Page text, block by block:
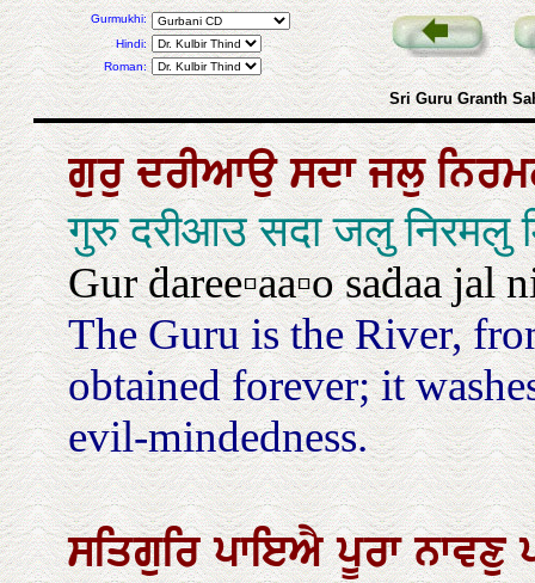
Gurmukhi:
Hindi:
Roman:
Sri Guru Granth
ਗੁਰੁਦਰੀਆਉਸਦਾਜਲੁ
गुरु दरीआउ सदा जलु निरमलु
Gur ḋaree▫aa▫o saḋaa
The Guru is the River,
obtained forever; it
evil-mindedness.
ਸਤਿਗੁਰਿਪਾਇਐਪੂਰਾਨਾਵਣੁ